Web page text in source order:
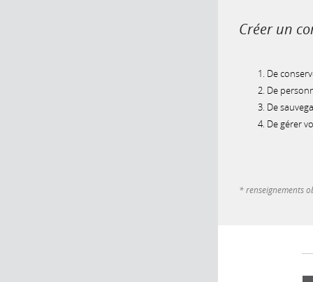
Créer un
De
De
De
De gérer
* renseignements